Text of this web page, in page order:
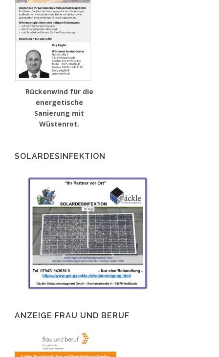
Rückenwind für die
energetische
Sanierung mit
Wüstenrot.
SOLARDESINFEKTION
ANZEIGE FRAU UND BERUF